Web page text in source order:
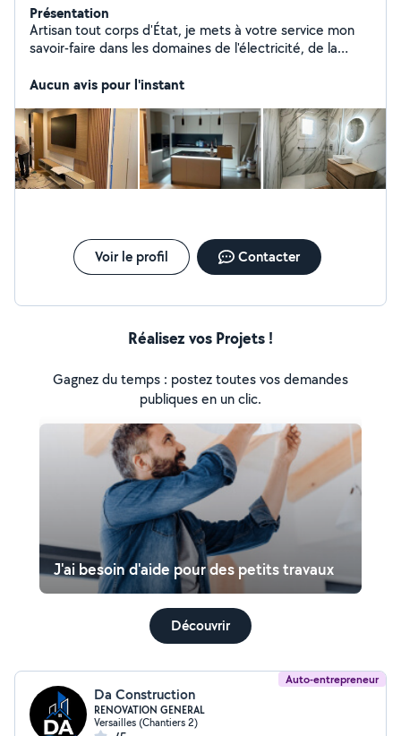
Présentation
Artisan tout corps d'État, je mets à votre service mon
savoir-faire dans les domaines de l'électricité, de la
de rénovation et d'aménagement intérieur. Polyvalent,
prestations soignées, adaptées à vos besoins et à votre
budget.
Aucun avis pour l'instant
Voir le profil Contacter
Réalisez vos Projets !
Gagnez du temps : postez toutes vos demandes
publiques en un clic.
J'ai besoin d'aide pour des petits travaux
Découvrir
Auto-entrepreneur
Da Construction
RENOVATION GENERAL
Versailles (Chantiers 2)